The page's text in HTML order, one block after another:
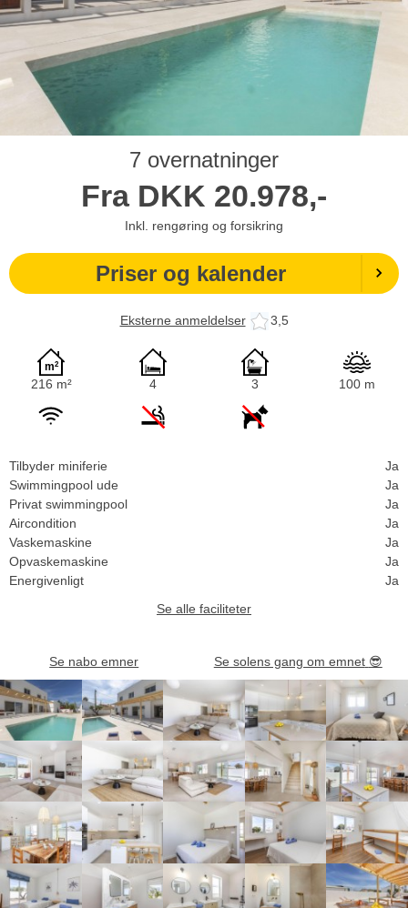
7 overnatninger
Fra DKK 20.978,-
Inkl. rengøring og forsikring
Priser og kalender
Eksterne anmeldelser 3,5
216 m² 4 3 100 m
Tilbyder miniferie
Ja
Swimmingpool ude
Ja
Privat swimmingpool
Ja
Aircondition
Ja
Vaskemaskine
Ja
Opvaskemaskine
Ja
Energivenligt
Ja
Se alle faciliteter
Se nabo emner Se solens gang om emnet 😎